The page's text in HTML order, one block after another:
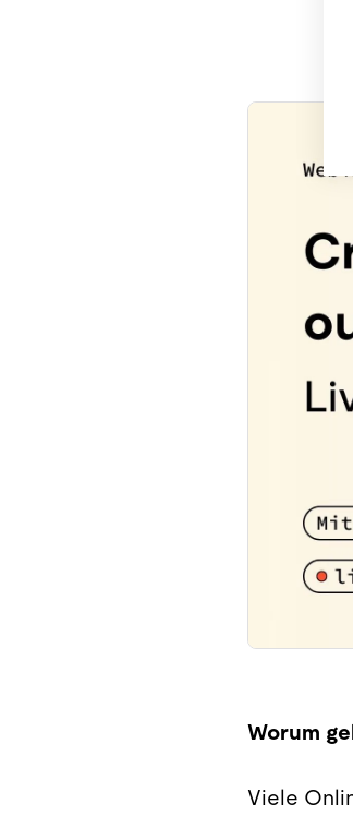
Worum
Viele